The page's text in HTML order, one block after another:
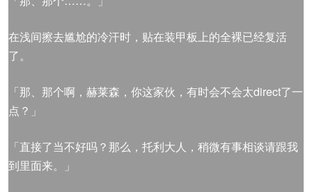
在浅间擦去尴尬的冷汗时，贴在装甲板上的全裸已经复活
了。
「那、那个啊，赫莱森，你这家伙，有时会不会太direct了一
点？」
「直接了当不好吗？那么，托利大人，稍微有事相谈请跟我
到里面来。」